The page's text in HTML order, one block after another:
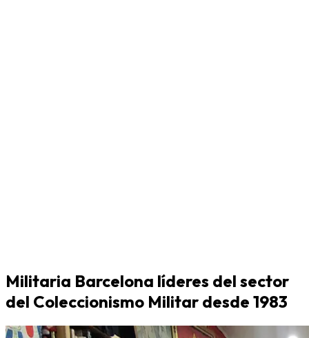
Militaria Barcelona líderes del sector
del Coleccionismo Militar desde 1983